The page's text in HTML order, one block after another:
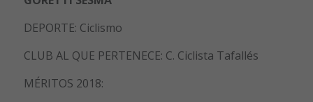
DEPORTE: Ciclismo
CLUB AL QUE PERTENECE: C. Ciclista Tafallés
MÉRITOS 2018: